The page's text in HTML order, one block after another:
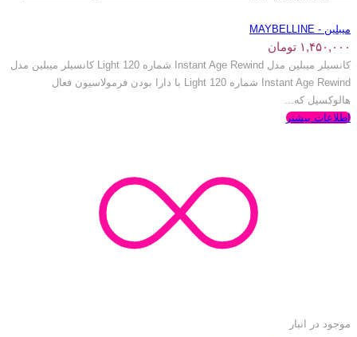
میبلین - MAYBELLINE
۱,۴۵۰,۰۰۰ تومان
کانسیلر میبلین مدل Instant Age Rewind شماره Light 120 کانسیلر میبلین مدل
Instant Age Rewind شماره Light 120 با دارا بودن فرمولاسیون فعال
هالوکسیل که...
اطلاعات بیشتر
موجود در انبار